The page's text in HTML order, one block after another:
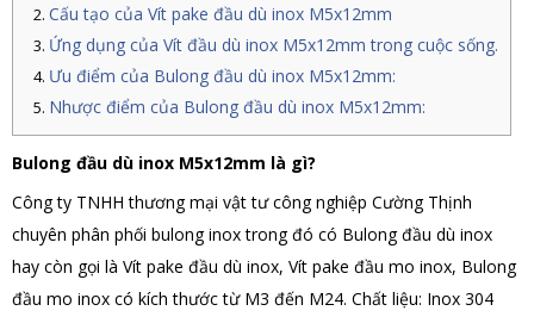
Cấu tạo của Vít pake đầu dù inox M5x12mm
Ứng dụng của Vít đầu dù inox M5x12mm trong cuộc sống.
Ưu điểm của Bulong đầu dù inox M5x12mm:
Nhược điểm của Bulong đầu dù inox M5x12mm:
Bulong đầu dù inox M5x12mm là gì?
Công ty TNHH thương mại vật tư công nghiệp Cường Thịnh
chuyên phân phối bulong inox trong đó có Bulong đầu dù inox
hay còn gọi là Vít pake đầu dù inox, Vít pake đầu mo inox, Bulong
đầu mo inox có kích thước từ M3 đến M24. Chất liệu: Inox 304